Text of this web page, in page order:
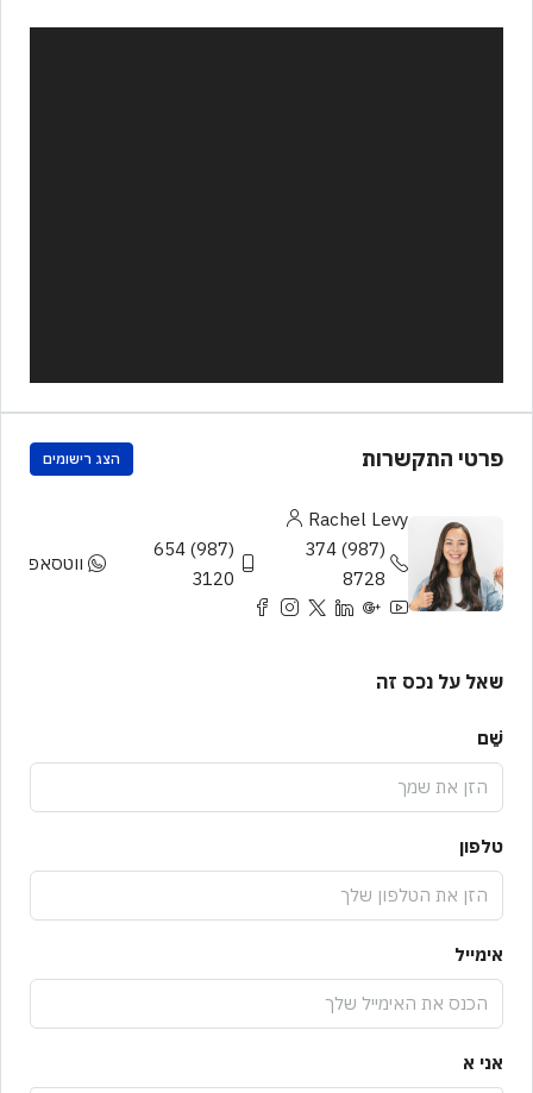
פרטי התקשרות הצג רישומים
Rachel Levy
(987) 374
8728
(987) 654
3120
ווטסאפ
שאל על נכס זה
שֵׁם
טלפון
אימייל
אני א